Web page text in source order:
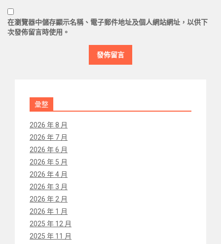
在瀏覽器中儲存顯示名稱、電子郵件地址及個人網站網址，以供下
次發佈留言時使用。
彙整
2026 年 8 月
2026 年 7 月
2026 年 6 月
2026 年 5 月
2026 年 4 月
2026 年 3 月
2026 年 2 月
2026 年 1 月
2025 年 12 月
2025 年 11 月